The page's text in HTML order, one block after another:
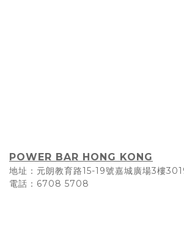
POWER BAR HONG KONG
地址：元朗教育路15-19號嘉城廣場3樓
電話：6708 5708